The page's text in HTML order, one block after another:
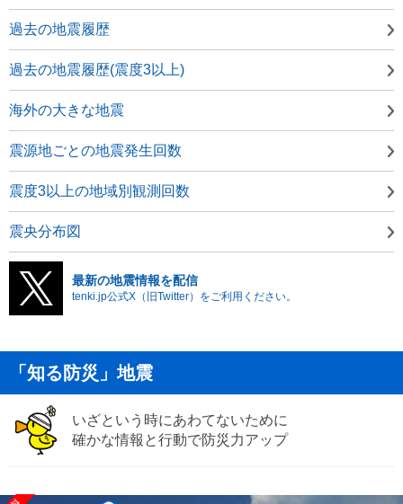
過去の地震履歴
過去の地震履歴(震度3以上)
海外の大きな地震
震源地ごとの地震発生回数
震度3以上の地域別観測回数
震央分布図
最新の地震情報を配信
tenki.jp公式X（旧Twitter）をご利用ください。
「知る防災」地震
いざという時にあわてないために
確かな情報と行動で防災力アップ